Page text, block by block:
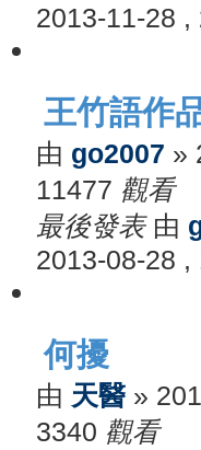
2013-11-28 ,
王竹語作
由 go2007 »
11477 觀看
最後發表 由
2013-08-28 ,
何擾
由 天醫 »
3340 觀看